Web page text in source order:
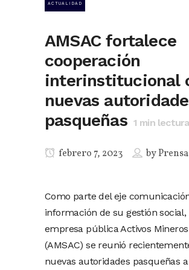
ACTUALIDAD
AMSAC fortalece
cooperación
interinstitucional
nuevas
pasqueñas 1 min lectura
febrero 7, 2023 byPrensa
Como parte del eje
información de su gestión social,
empresa pública Activos Mineros
(AMSAC) se reunió
nuevas autoridades pasqueñas